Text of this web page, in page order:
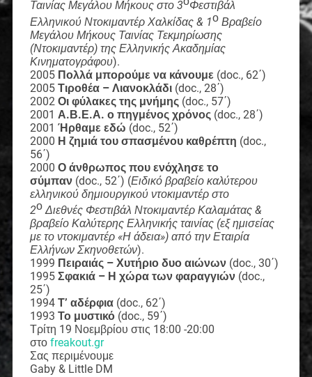
Ταινίας Μεγάλου Μήκους στο 3 Φεστιβάλ
Ελληνικού Ντοκιμαντέρ Χαλκίδας & 1οΒραβείο
Μεγάλου Μήκους Ταινίας Τεκμηρίωσης
(Ντοκιμαντέρ) της Ελληνικής Ακαδημίας
Κινηματογράφου).
2005 Πολλά μπορούμε να κάνουμε (doc., 62΄)
2005 Τιροθέα – Λιανοκλάδι(doc., 28΄)
2002 Οι φύλακες της μνήμης(doc., 57΄)
2001 Α.Β.Ε.Α. ο πηγμένος χρόνος (doc., 28΄)
2001 Ήρθαμε εδώ (doc., 52΄)
2000 Η ζημιά του σπασμένου καθρέπτη (doc.,
56΄)
2000 Ο άνθρωπος που ενόχλησε το
σύμπαν(doc., 52΄) (Ειδικό βραβείο καλύτερου
ελληνικού δημιουργικού ντοκιμαντέρ στο
2οΔιεθνές Φεστιβάλ Ντοκιμαντέρ Καλαμάτας &
βραβείο Καλύτερης Ελληνικής ταινίας (εξ ημισείας
με το ντοκιμαντέρ «Η άδεια») από την Εταιρία
Ελλήνων Σκηνοθετών).
1999 Πειραιάς – Χυτήριο δυο αιώνων(doc., 30΄)
1995 Σφακιά – Η χώρα των φαραγγιών (doc.,
25΄)
1994 Τ’ αδέρφια(doc., 62΄)
1993 Το μυστικό(doc., 59΄)
Τρίτη 19 Νοεμβρίου στις 18:00 -20:00
στο freakout.gr
Σας περιμένουμε
Gaby & Little DM